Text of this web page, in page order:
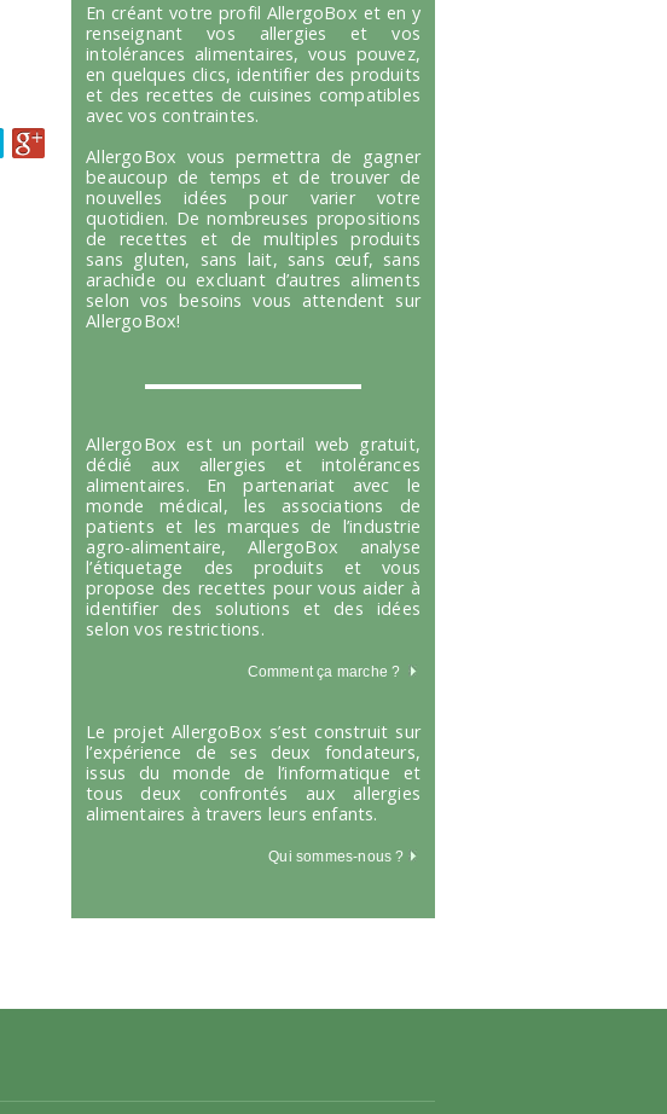
En créant votre profil AllergoBox et en y
renseignant vos allergies et vos
intolérances alimentaires, vous pouvez,
en quelques clics, identifier des produits
et des recettes de cuisines compatibles
avec vos contraintes.
AllergoBox vous permettra de gagner
beaucoup de temps et de trouver de
nouvelles idées pour varier votre
quotidien. De nombreuses propositions
de recettes et de multiples produits
sans gluten, sans lait, sans œuf, sans
arachide ou excluant d’autres aliments
selon vos besoins vous attendent sur
AllergoBox!
AllergoBox est un portail web gratuit,
dédié aux allergies et intolérances
alimentaires. En partenariat avec le
monde médical, les associations de
patients et les marques de l’industrie
agro-alimentaire, AllergoBox analyse
l’étiquetage des produits et vous
propose des recettes pour vous aider à
identifier des solutions et des idées
selon vos restrictions.
Comment ça marche ?
Le projet AllergoBox s’est construit sur
l’expérience de ses deux fondateurs,
issus du monde de l’informatique et
tous deux confrontés aux allergies
alimentaires à travers leurs enfants.
Qui sommes-nous ?